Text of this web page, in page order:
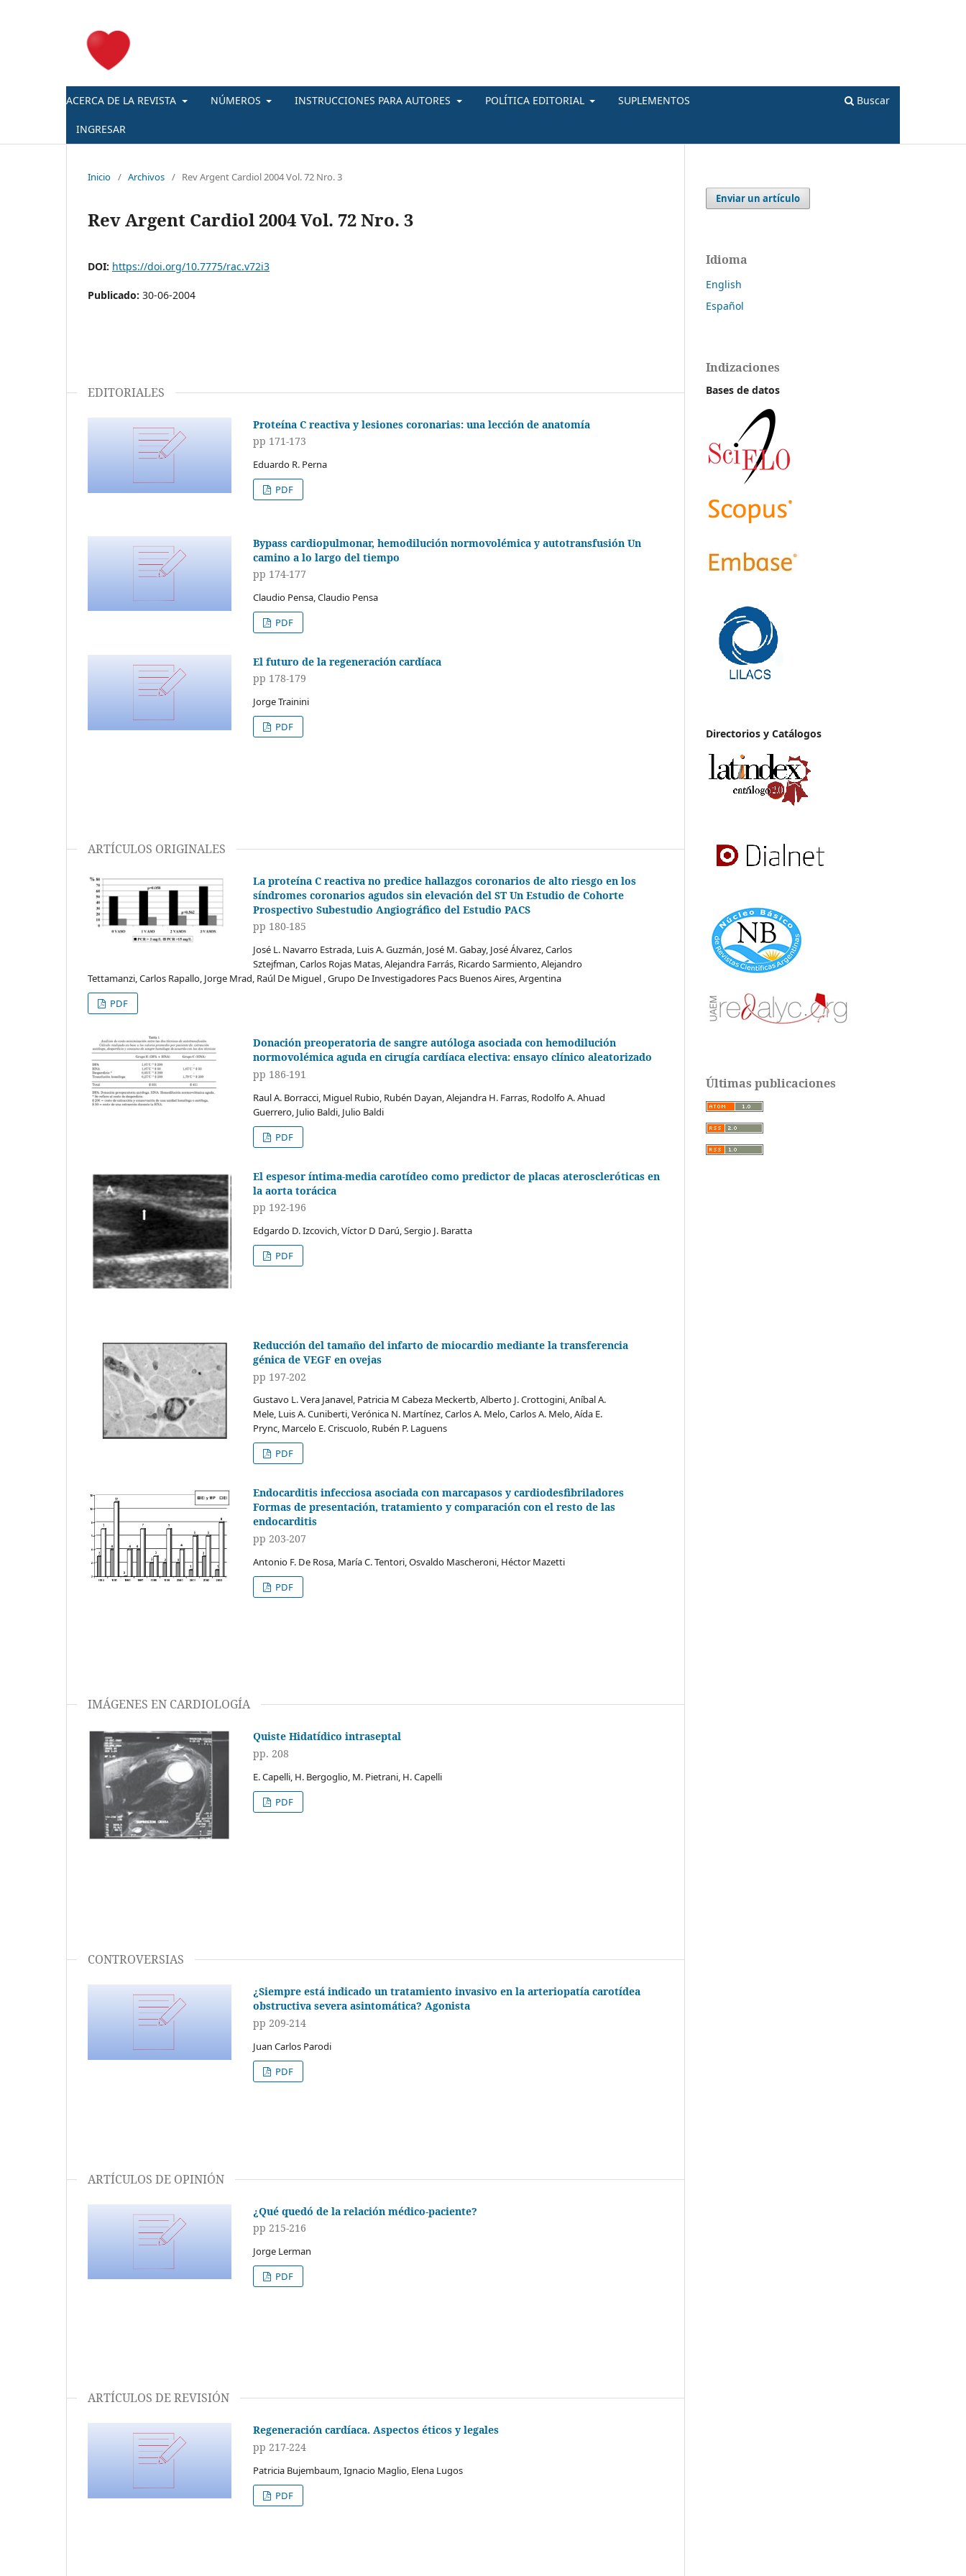
ACERCA DE LA REVISTA NÚMEROS INSTRUCCIONES PARA AUTORES POLÍTICA EDITORIAL SUPLEMENTOS
INGRESAR
Buscar
Inicio / Archivos / Rev Argent Cardiol 2004 Vol. 72 Nro. 3
Rev Argent Cardiol 2004 Vol. 72 Nro. 3
DOI: https://doi.org/10.7775/rac.v72i3
Publicado: 30-06-2004
EDITORIALES
Proteína C reactiva y lesiones coronarias: una lección de anatomía
pp 171-173
Eduardo R. Perna
PDF
Bypass cardiopulmonar, hemodilución normovolémica y autotransfusión Un
camino a lo largo del tiempo
pp 174-177
Claudio Pensa, Claudio Pensa
PDF
El futuro de la regeneración cardíaca
pp 178-179
Jorge Trainini
PDF
ARTÍCULOS ORIGINALES
La proteína C reactiva no predice hallazgos coronarios de alto riesgo en los
síndromes coronarios agudos sin elevación del ST Un Estudio de Cohorte
Prospectivo Subestudio Angiográfico del Estudio PACS
pp 180-185
José L. Navarro Estrada, Luis A. Guzmán, José M. Gabay, José Álvarez, Carlos
Sztejfman, Carlos Rojas Matas, Alejandra Farrás, Ricardo Sarmiento, Alejandro
Tettamanzi, Carlos Rapallo, Jorge Mrad, Raúl De Miguel , Grupo De Investigadores Pacs Buenos Aires, Argentina
PDF
Donación preoperatoria de sangre autóloga asociada con hemodilución
normovolémica aguda en cirugía cardíaca electiva: ensayo clínico aleatorizado
pp 186-191
Raul A. Borracci, Miguel Rubio, Rubén Dayan, Alejandra H. Farras, Rodolfo A. Ahuad
Guerrero, Julio Baldi, Julio Baldi
PDF
El espesor íntima-media carotídeo como predictor de placas ateroscleróticas en
la aorta torácica
pp 192-196
Edgardo D. Izcovich, Víctor D Darú, Sergio J. Baratta
PDF
Reducción del tamaño del infarto de miocardio mediante la transferencia
génica de VEGF en ovejas
pp 197-202
Gustavo L. Vera Janavel, Patricia M Cabeza Meckertb, Alberto J. Crottogini, Aníbal A.
Mele, Luis A. Cuniberti, Verónica N. Martínez, Carlos A. Melo, Carlos A. Melo, Aída E.
Prync, Marcelo E. Criscuolo, Rubén P. Laguens
PDF
Endocarditis infecciosa asociada con marcapasos y cardiodesfibriladores
Formas de presentación, tratamiento y comparación con el resto de las
endocarditis
pp 203-207
Antonio F. De Rosa, María C. Tentori, Osvaldo Mascheroni, Héctor Mazetti
PDF
IMÁGENES EN CARDIOLOGÍA
Quiste Hidatídico intraseptal
pp. 208
E. Capelli, H. Bergoglio, M. Pietrani, H. Capelli
PDF
CONTROVERSIAS
¿Siempre está indicado un tratamiento invasivo en la arteriopatía carotídea
obstructiva severa asintomática? Agonista
pp 209-214
Juan Carlos Parodi
PDF
ARTÍCULOS DE OPINIÓN
¿Qué quedó de la relación médico-paciente?
pp 215-216
Jorge Lerman
PDF
ARTÍCULOS DE REVISIÓN
Regeneración cardíaca. Aspectos éticos y legales
pp 217-224
Patricia Bujembaum, Ignacio Maglio, Elena Lugos
PDF
Enviar un artículo
Idioma
English
Español
Indizaciones
Bases de datos
Directorios y Catálogos
Últimas publicaciones